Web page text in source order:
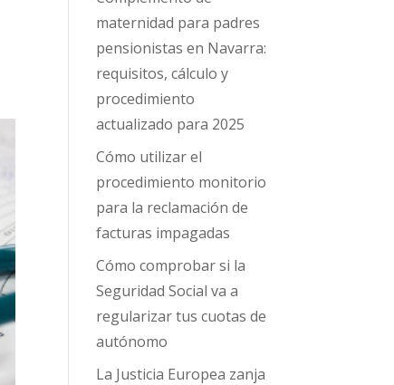
maternidad para padres
pensionistas en Navarra:
requisitos, cálculo y
procedimiento
actualizado para 2025
Cómo utilizar el
procedimiento monitorio
para la reclamación de
facturas impagadas
Cómo comprobar si la
Seguridad Social va a
regularizar tus cuotas de
autónomo
La Justicia Europea zanja